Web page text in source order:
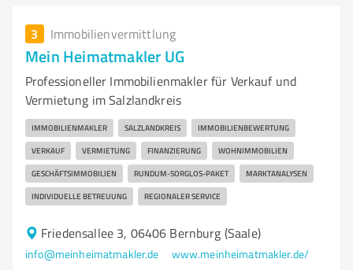
3 Immobilienvermittlung
Mein Heimatmakler UG
Professioneller Immobilienmakler für Verkauf und
Vermietung im Salzlandkreis
IMMOBILIENMAKLER SALZLANDKREIS IMMOBILIENBEWERTUNG
VERKAUF VERMIETUNG FINANZIERUNG WOHNIMMOBILIEN
GESCHÄFTSIMMOBILIEN RUNDUM-SORGLOS-PAKET MARKTANALYSEN
INDIVIDUELLE BETREUUNG REGIONALER SERVICE
Friedensallee 3, 06406 Bernburg (Saale)
info@meinheimatmakler.de www.meinheimatmakler.de/